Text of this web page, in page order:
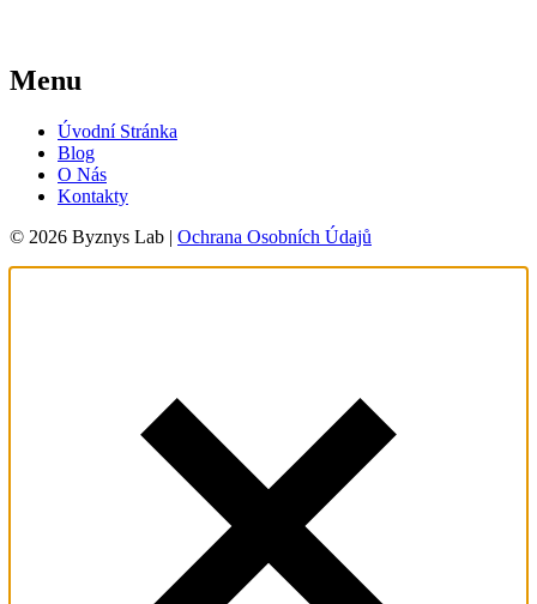
Menu
Úvodní Stránka
Blog
O Nás
Kontakty
© 2026 Byznys Lab | Ochrana Osobních Údajů